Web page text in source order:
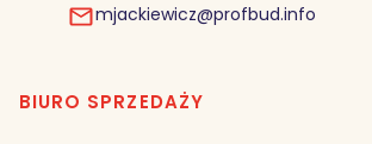
mjackiewicz@profbud.info
BIURO SPRZEDAŻY